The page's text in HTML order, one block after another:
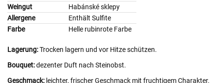
Weingut
Habánské sklepy
Allergene
Enthält Sulfite
Farbe
Helle rubinrote Farbe
Lagerung:Trocken lagern und vor Hitze schützen.
Bouquet:dezenter Duft nach Steinobst.
Geschmack: leichter, frischer Geschmack mit fruchtigem Charakter.